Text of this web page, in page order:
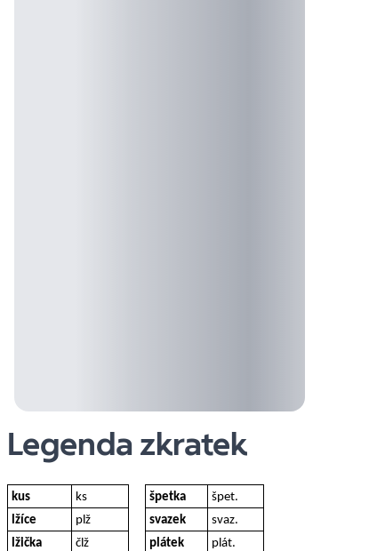
Legenda zkratek
kus ks špetka
špet.
lžíce
plž svazek
svaz.
lžička
člž plátek
plát.